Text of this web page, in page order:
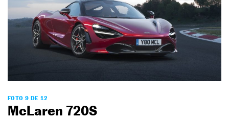
FOTO 9 DE 12
McLaren 720S